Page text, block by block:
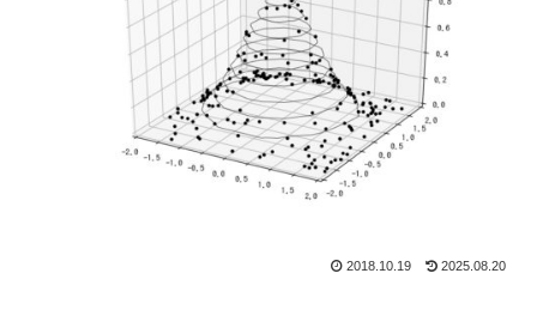
2018.10.19 2025.08.20